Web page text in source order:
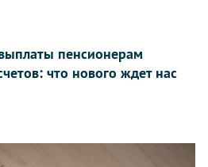
пенсионерам
что нового ждет нас